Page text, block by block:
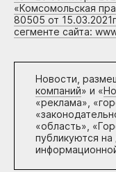
«Комсомольская
80505 от
сегменте сайта:
Новости,
компаний» и «
«реклама»,
«область»,
публикуются